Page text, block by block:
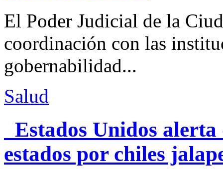
El Poder Judicial de la
coordinación con las
gobernabilidad...
Salud
Estados Unidos alerta
estados por chiles